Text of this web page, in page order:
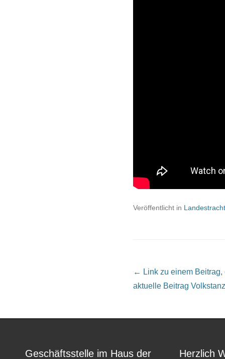
Veröffentlicht in
Beitrags Übersicht
← Link zu einem Beitrag,
aktuelle Beitrag
Geschäftsstelle im Haus der Herzlich